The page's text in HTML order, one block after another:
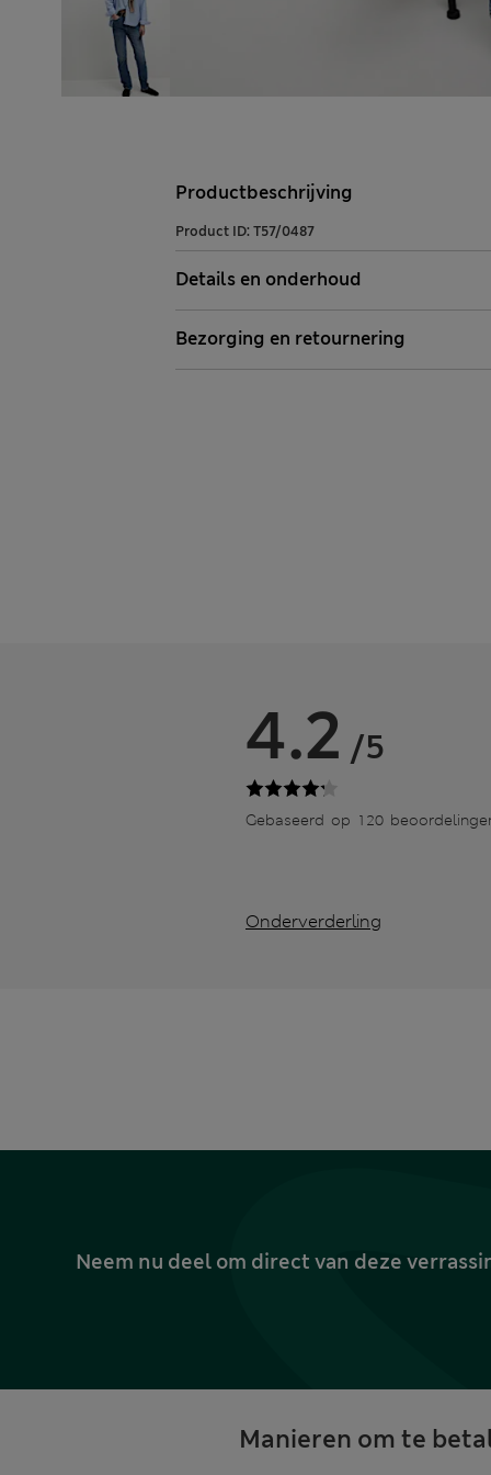
Productbeschrijving
Product ID: T57/0487
Details en onderhoud
Bezorging en retournering
4.2 /5
Gebaseerd op 120
Onderverderling
Neem nu deel om direct van deze
Manieren om te